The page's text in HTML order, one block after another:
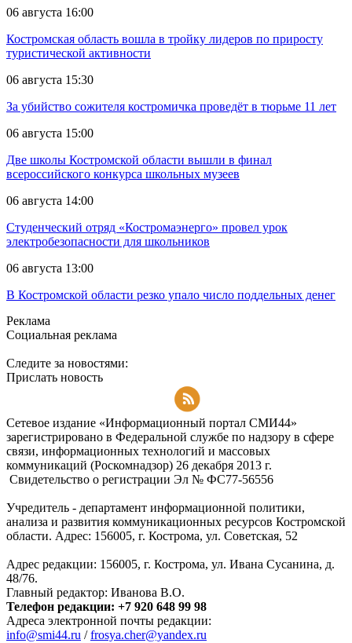
06 августа 16:00
Костромская область вошла в тройку лидеров по приросту
туристической активности
06 августа 15:30
За убийство сожителя костромичка проведёт в тюрьме 11 лет
06 августа 15:00
Две школы Костромской области вышли в финал
всероссийского конкурса школьных музеев
06 августа 14:00
Студенческий отряд «Костромаэнерго» провел урок
электробезопасности для школьников
06 августа 13:00
В Костромской области резко упало число поддельных денег
Реклама
Социальная реклама
Следите за новостями:
Прислать новость
Сетевое издание «Информационный портал СМИ44»
зарегистрировано в Федеральной службе по надзору в сфере
связи, информационных технологий и массовых
коммуникаций (Роскомнадзор) 26 декабря 2013 г.
Свидетельство о регистрации Эл № ФC77-56556
Учредитель - департамент информационной политики,
анализа и развития коммуникационных ресурсов Костромской
области. Адрес: 156005, г. Кострома, ул. Советская, 52
Адрес редакции: 156005, г. Кострома, ул. Ивана Сусанина, д.
48/76.
Главный редактор: Иванова В.О.
Телефон редакции: +7 920 648 99 98
Адреса электронной почты редакции:
info@smi44.ru /frosya.cher@yandex.ru